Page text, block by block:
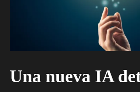
Una nueva IA